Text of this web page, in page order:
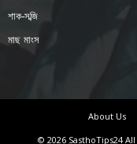
শাক-সব্জি
মাছ মাংস
About Us
© 2026 SasthoTips24